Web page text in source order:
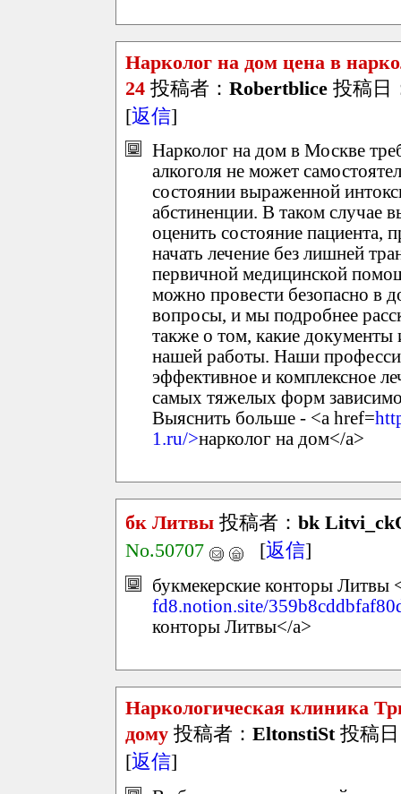
Нарколог на дом цена в
24 投稿者： Robertblice 投稿日
[返信]
Нарколог на дом в Москве
алкоголя не может
состоянии выраженной
абстиненции. В таком случае
оценить состояние пациента,
начать лечение без лишней
первичной медицинской
можно провести безопасно в
вопросы, и мы подробнее
также о том, какие документы
нашей работы. Наши
эффективное и комплексное
самых тяжелых форм
Выяснить больше - <a href=
1.ru/>нарколог на дом</a>
бк Литвы 投稿者： bk
No.50707
[返信]
букмекерские конторы Литвы
fd8.notion.site/
конторы Литвы</a>
Наркологическая клиника
дому 投稿者： EltonstiSt投稿日
[返信]